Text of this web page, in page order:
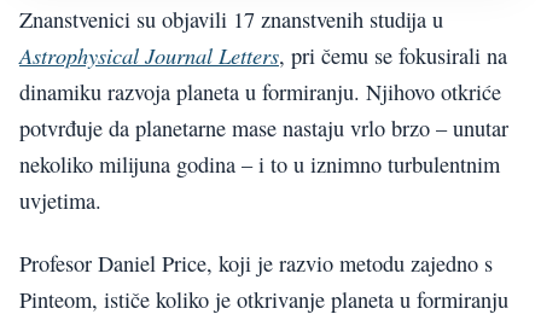
Znanstvenici su objavili 17 znanstvenih studija u
Astrophysical Journal Letters, pri čemu se fokusirali na
dinamiku razvoja planeta u formiranju. Njihovo otkriće
potvrđuje da planetarne mase nastaju vrlo brzo – unutar
nekoliko milijuna godina – i to u iznimno turbulentnim
uvjetima.
Profesor Daniel Price, koji je razvio metodu zajedno s
Pinteom, ističe koliko je otkrivanje planeta u formiranju